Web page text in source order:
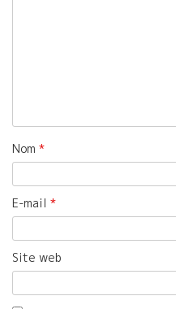
Nom *
E-mail *
Site web